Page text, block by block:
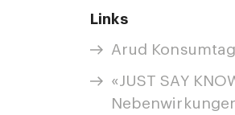
Links
Arud
«JUST SAY